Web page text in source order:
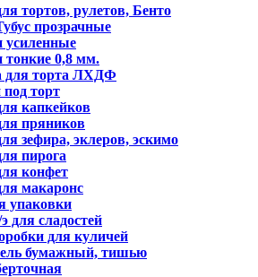
тортов, рулетов, Бенто
прозрачные
0,8 мм.
для торта ЛХДФ
торт
капкейков
пряников
зефира, эклеров, эскимо
пирога
конфет
макаронс
упаковки
для сладостей
для куличей
бумажный, тишью